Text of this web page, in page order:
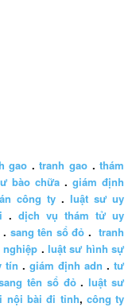
gao .tranh gao .thám
bào chữa . giám định
công ty. luật sư uy
.dịch vụ thám tử uy
. sang tên sổ đỏ .tranh
.luật sư hình sự
tín .giám định adn .tư
tên sổ đỏ.luật sư
nội bài đi tỉnh, công ty